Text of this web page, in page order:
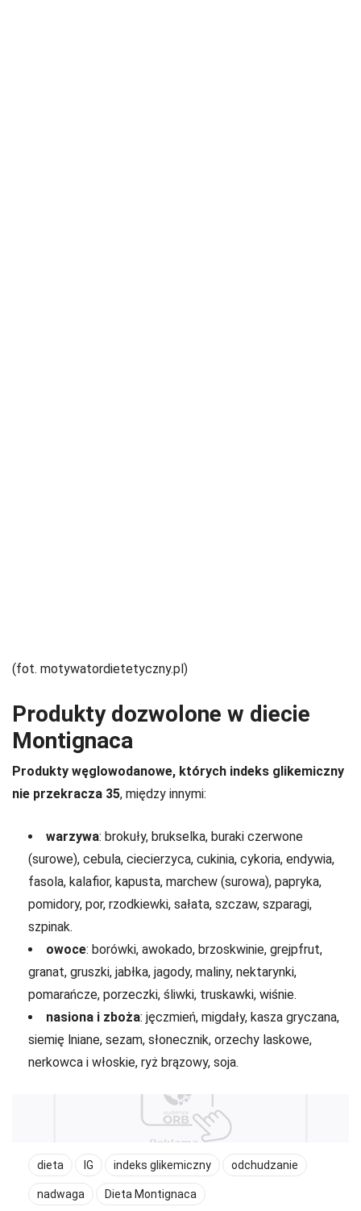
(fot. motywatordietetyczny.pl)
Produkty dozwolone w diecie
Montignaca
Produkty węglowodanowe, których indeks glikemiczny
nie przekracza 35, między innymi:
warzywa: brokuły, brukselka, buraki czerwone
(surowe), cebula, ciecierzyca, cukinia, cykoria, endywia,
fasola, kalafior, kapusta, marchew (surowa), papryka,
pomidory, por, rzodkiewki, sałata, szczaw, szparagi,
szpinak.
owoce: borówki, awokado, brzoskwinie, grejpfrut,
granat, gruszki, jabłka, jagody, maliny, nektarynki,
pomarańcze, porzeczki, śliwki, truskawki, wiśnie.
nasiona i zboża: jęczmień, migdały, kasza gryczana,
siemię lniane, sezam, słonecznik, orzechy laskowe,
nerkowca i włoskie, ryż brązowy, soja.
dieta IG indeks glikemiczny odchudzanie
nadwaga Dieta Montignaca